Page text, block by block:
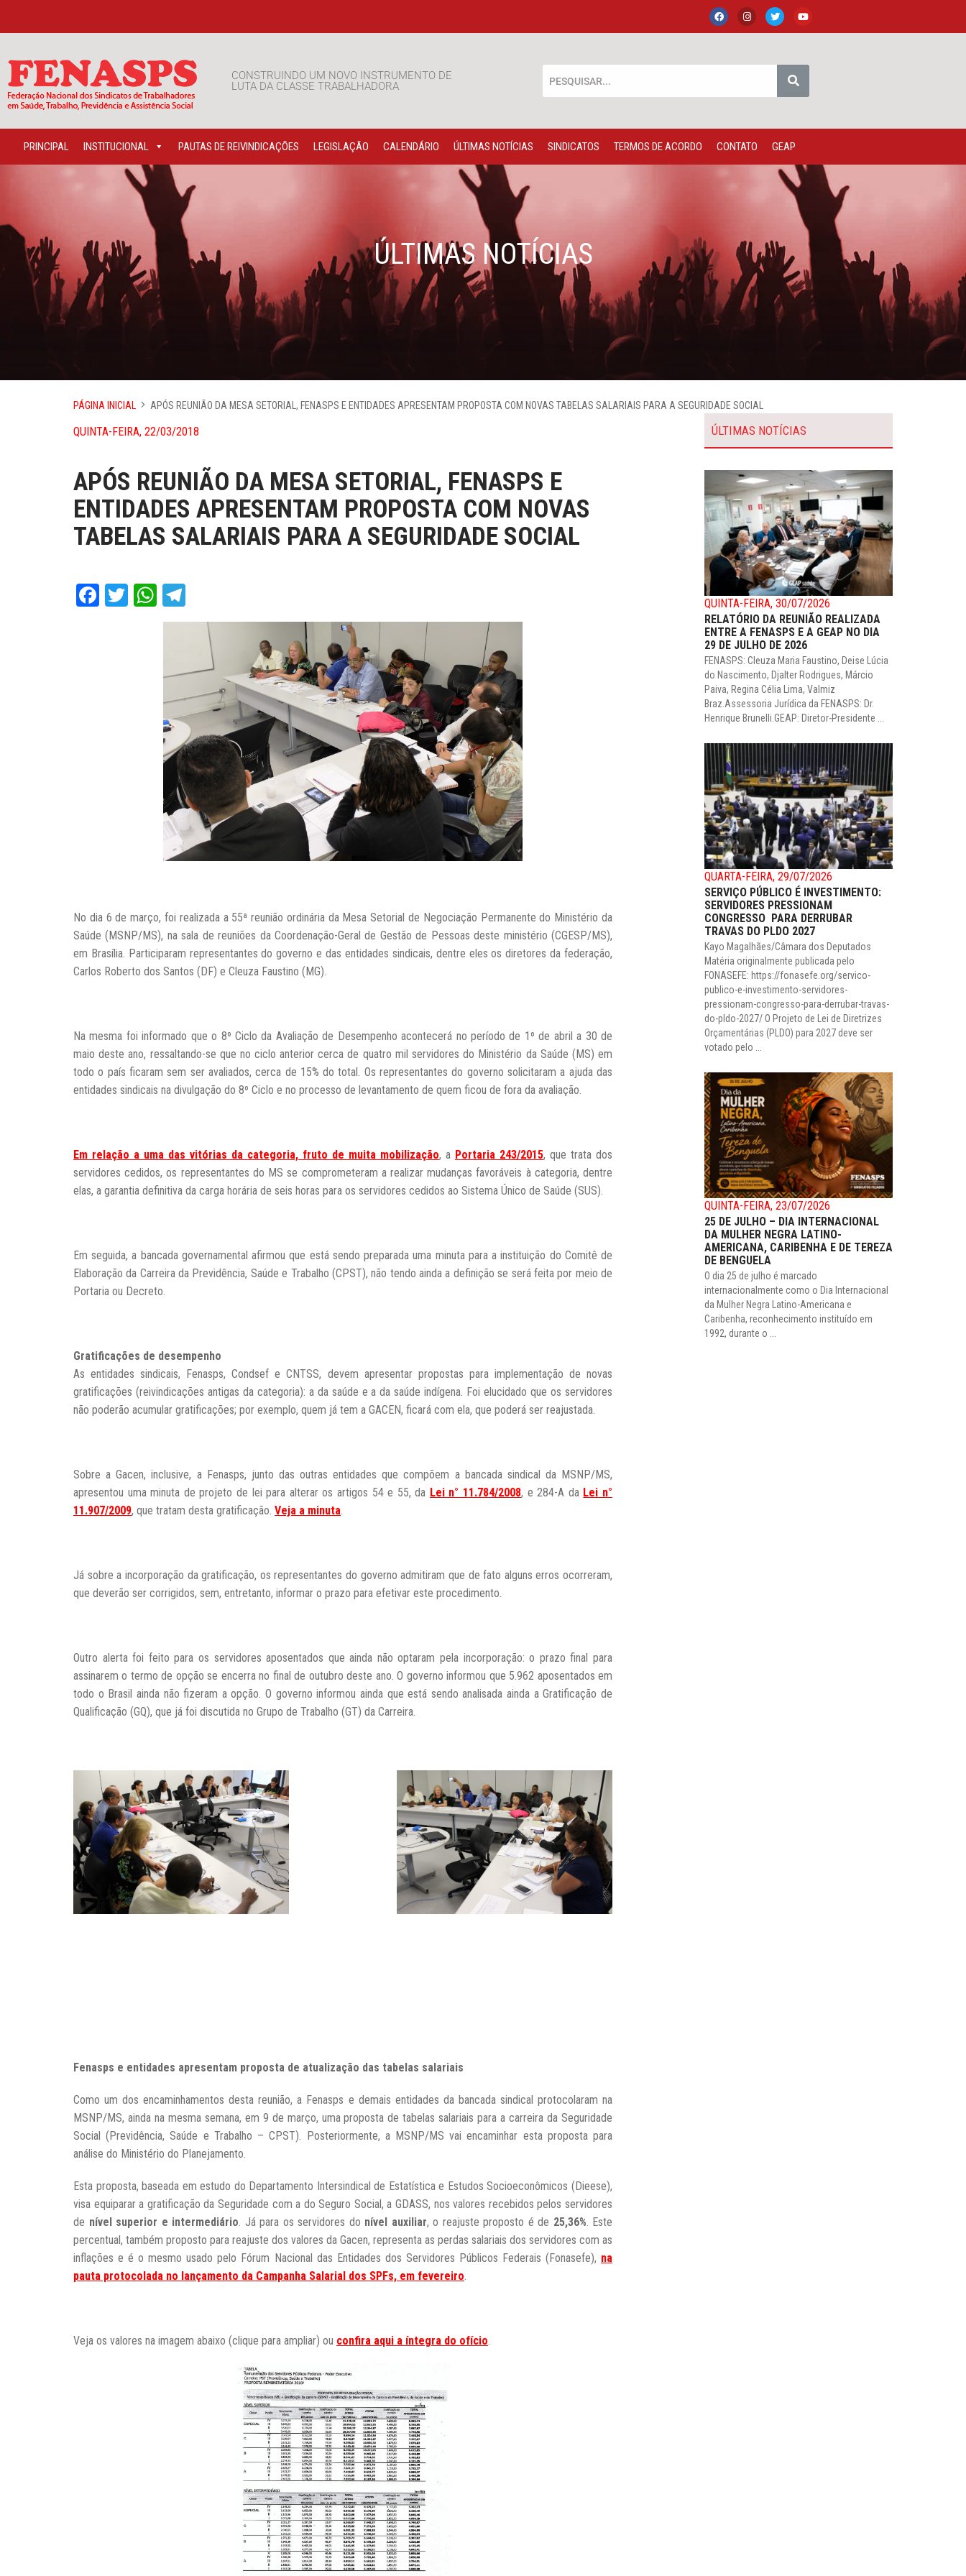
CONSTRUINDO UM NOVO INSTRUMENTO DE
LUTA DA CLASSE TRABALHADORA
PRINCIPAL INSTITUCIONAL PAUTAS DE REIVINDICAÇÕES LEGISLAÇÃO CALENDÁRIO ÚLTIMAS NOTÍCIAS SINDICATOS TERMOS DE ACORDO CONTATO GEAP
ÚLTIMAS NOTÍCIAS
PÁGINA INICIAL APÓS REUNIÃO DA MESA SETORIAL, FENASPS E ENTIDADES APRESENTAM PROPOSTA COM NOVAS TABELAS SALARIAIS PARA A SEGURIDADE SOCIAL
QUINTA-FEIRA, 22/03/2018
APÓS REUNIÃO DA MESA SETORIAL, FENASPS E
ENTIDADES APRESENTAM PROPOSTA COM NOVAS
TABELAS SALARIAIS PARA A SEGURIDADE SOCIAL
Facebook
TwitterWhatsApp
No dia 6 de março, foi realizada a 55ª reunião ordinária da Mesa Setorial de Negociação Permanente do Ministério da
Saúde (MSNP/MS), na sala de reuniões da Coordenação-Geral de Gestão de Pessoas deste ministério (CGESP/MS),
em Brasília. Participaram representantes do governo e das entidades sindicais, dentre eles os diretores da federação,
Carlos Roberto dos Santos (DF) e Cleuza Faustino (MG).
Na mesma foi informado que o 8º Ciclo da Avaliação de Desempenho acontecerá no período de 1º de abril a 30 de
maio deste ano, ressaltando-se que no ciclo anterior cerca de quatro mil servidores do Ministério da Saúde (MS) em
todo o país ficaram sem ser avaliados, cerca de 15% do total. Os representantes do governo solicitaram a ajuda das
entidades sindicais na divulgação do 8º Ciclo e no processo de levantamento de quem ficou de fora da avaliação.
Em relação a uma das vitórias da categoria, fruto de muita mobilização, a Portaria 243/2015, que trata dos
servidores cedidos, os representantes do MS se comprometeram a realizar mudanças favoráveis à categoria, dentre
elas, a garantia definitiva da carga horária de seis horas para os servidores cedidos ao Sistema Único de Saúde (SUS).
Em seguida, a bancada governamental afirmou que está sendo preparada uma minuta para a instituição do Comitê de
Elaboração da Carreira da Previdência, Saúde e Trabalho (CPST), não tendo ainda a definição se será feita por meio de
Portaria ou Decreto.
Gratificações de desempenho
As entidades sindicais, Fenasps, Condsef e CNTSS, devem apresentar propostas para implementação de novas
gratificações (reivindicações antigas da categoria): a da saúde e a da saúde indígena. Foi elucidado que os servidores
não poderão acumular gratificações; por exemplo, quem já tem a GACEN, ficará com ela, que poderá ser reajustada.
Sobre a Gacen, inclusive, a Fenasps, junto das outras entidades que compõem a bancada sindical da MSNP/MS,
apresentou uma minuta de projeto de lei para alterar os artigos 54 e 55, da Lei n° 11.784/2008, e 284-A da Lei n°
11.907/2009, que tratam desta gratificação. Veja a minuta.
Já sobre a incorporação da gratificação, os representantes do governo admitiram que de fato alguns erros ocorreram,
que deverão ser corrigidos, sem, entretanto, informar o prazo para efetivar este procedimento.
Outro alerta foi feito para os servidores aposentados que ainda não optaram pela incorporação: o prazo final para
assinarem o termo de opção se encerra no final de outubro deste ano. O governo informou que 5.962 aposentados em
todo o Brasil ainda não fizeram a opção. O governo informou ainda que está sendo analisada ainda a Gratificação de
Qualificação (GQ), que já foi discutida no Grupo de Trabalho (GT) da Carreira.
Fenasps e entidades apresentam proposta de atualização das tabelas salariais
Como um dos encaminhamentos desta reunião, a Fenasps e demais entidades da bancada sindical protocolaram na
MSNP/MS, ainda na mesma semana, em 9 de março, uma proposta de tabelas salariais para a carreira da Seguridade
Social (Previdência, Saúde e Trabalho – CPST). Posteriormente, a MSNP/MS vai encaminhar esta proposta para
análise do Ministério do Planejamento.
Esta proposta, baseada em estudo do Departamento Intersindical de Estatística e Estudos Socioeconômicos (Dieese),
visa equiparar a gratificação da Seguridade com a do Seguro Social, a GDASS, nos valores recebidos pelos servidores
de nível superior e intermediário. Já para os servidores do nível auxiliar, o reajuste proposto é de 25,36%. Este
percentual, também proposto para reajuste dos valores da Gacen, representa as perdas salariais dos servidores com as
inflações e é o mesmo usado pelo Fórum Nacional das Entidades dos Servidores Públicos Federais (Fonasefe), na
pauta protocolada no lançamento da Campanha Salarial dos SPFs, em fevereiro.
Veja os valores na imagem abaixo (clique para ampliar) ou confira aqui a íntegra do ofício.
ÚLTIMAS NOTÍCIAS
QUINTA-FEIRA, 30/07/2026
RELATÓRIO DA REUNIÃO REALIZADA
ENTRE A FENASPS E A GEAP NO DIA
29 DE JULHO DE 2026
FENASPS: Cleuza Maria Faustino, Deise Lúcia
do Nascimento, Djalter Rodrigues, Márcio
Paiva, Regina Célia Lima, Valmiz
Braz.Assessoria Jurídica da FENASPS: Dr.
Henrique Brunelli.GEAP: Diretor-Presidente ...
QUARTA-FEIRA, 29/07/2026
SERVIÇO PÚBLICO É INVESTIMENTO:
SERVIDORES PRESSIONAM
CONGRESSO PARA DERRUBAR
TRAVAS DO PLDO 2027
Kayo Magalhães/Câmara dos Deputados
Matéria originalmente publicada pelo
FONASEFE: https://fonasefe.org/servico-
publico-e-investimento-servidores-
pressionam-congresso-para-derrubar-travas-
do-pldo-2027/ O Projeto de Lei de Diretrizes
Orçamentárias (PLDO) para 2027 deve ser
votado pelo ...
QUINTA-FEIRA, 23/07/2026
25 DE JULHO – DIA INTERNACIONAL
DA MULHER NEGRA LATINO-
AMERICANA, CARIBENHA E DE TEREZA
DE BENGUELA
O dia 25 de julho é marcado
internacionalmente como o Dia Internacional
da Mulher Negra Latino-Americana e
Caribenha, reconhecimento instituído em
1992, durante o ...